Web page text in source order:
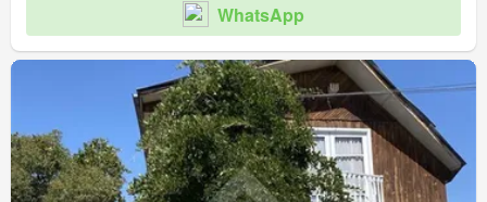
WhatsApp